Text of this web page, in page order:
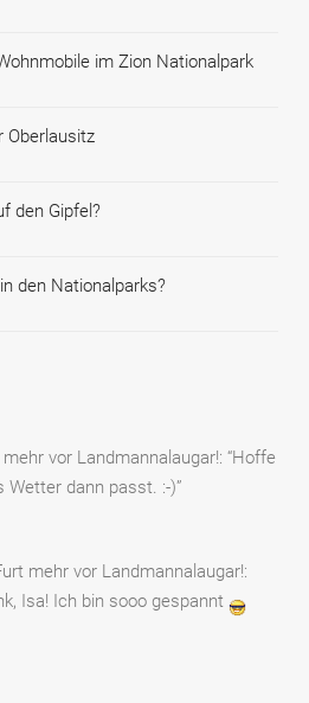
im Zion Nationalpark
Oberlausitz
den Gipfel?
den Nationalparks?
vor Landmannalaugar!: “Hoffe
Wetter dann passt. :-)”
mehr vor Landmannalaugar!:
Isa! Ich bin sooo gespannt